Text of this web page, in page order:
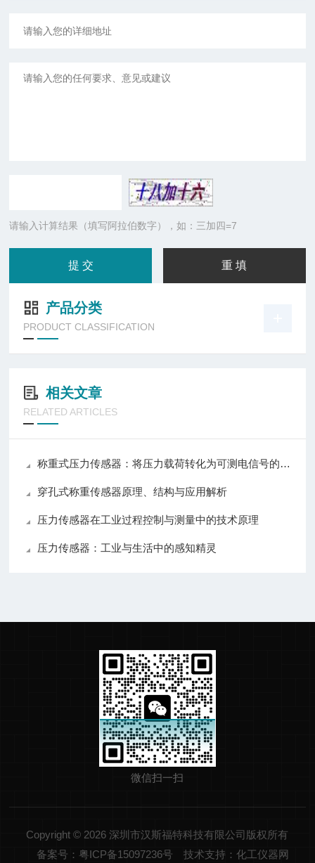
请输入计算结果（填写阿拉伯数字），如：三加四=7
产品分类
PRODUCT CLASSIFICATION
相关文章
RELATED ARTICLES
称重式压力传感器：将压力载荷转化为可测电信号的测力装置
穿孔式称重传感器原理、结构与应用解析
压力传感器在工业过程控制与测量中的技术原理
压力传感器：工业与生活中的感知精灵
微信扫一扫
Copyright © 2026 深圳市汉斯福特科技有限公司版权所有
备案号：粤ICP备15097236号
技术支持：化工仪器网